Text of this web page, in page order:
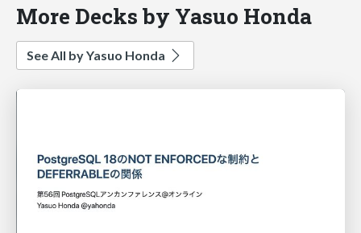
More Decks by Yasuo Honda
See All by Yasuo Honda